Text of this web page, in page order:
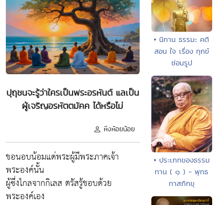
ปุถุชนจะรู้ว่าใครเป็นพระอรหันต์ แลเป็น
ผู้เจริญอรหัตตมัคค ได้หรือไม่
หิ่งห้อยน้อย
ขอนอบน้อมแด่พระผู้มีพระภาคเจ้า
พระองค์นั้น
ผู้ซึ่งไกลจากกิเลส ตรัสรู้ชอบด้วย
พระองค์เอง
• นิทาน ธรรมะ คติ
สอน ใจ เรื่อง ทุกข์
ซ่อนรูป
• ประเภทของธรรม
ทาน ( ๑ ) - พุทธ
ทาสภิกขุ